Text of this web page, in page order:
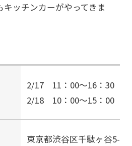
ッチンカーがやってきま
2/17 11：00～16：30
2/18 10：00～15：00
東京都渋谷区千駄ヶ谷5-